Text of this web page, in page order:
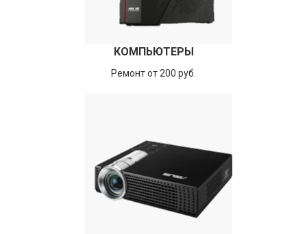
КОМПЬЮТЕРЫ
Ремонт от 200 руб.